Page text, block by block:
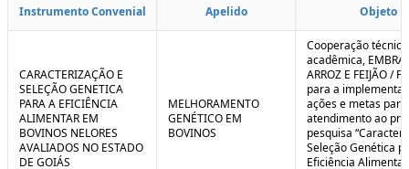
a
o
n
l
r
t
r
r
Instrumento Convenial Apelido Objeto
CARACTERIZAÇÃO E
SELEÇÃO GENETICA
PARA A EFICIÊNCIA
ALIMENTAR EM
BOVINOS NELORES
AVALIADOS NO ESTADO
DE GOIÁS
MELHORAMENTO
GENÉTICO EM
BOVINOS
Cooperação
acadêmica,
ARROZ E FEIJÃO /
para a
ações e metas
atendimento ao
pesquisa
Seleção Genética
Eficiência